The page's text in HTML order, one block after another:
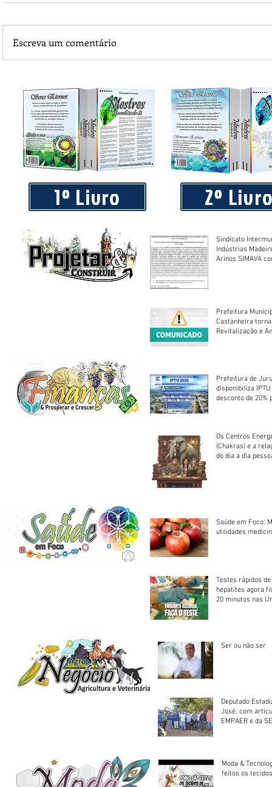
Piá Lava Jato, de Juara, torna público que requereu
Instalação e Operação
Escreva um comentário
1º Livro 2º
Sindicato
Indústrias
Arinos SIMAVA convoca à
Prefeitura
Castanheira
Revitalização e
Prefeitura de
disponibiliza
desconto de 20%
Os Centros
(Chakras) e a
do dia a dia
Saúde em Foco:
utilidades
Testes rápidos
hepatites agora
20 minutos nas
Ser ou não ser
Deputado
José, com
EMPAER e da
Moda &
feitos os